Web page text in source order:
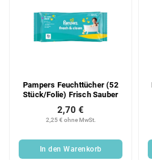
Pampers Feuchttücher (52
Stück/Folie) Frisch Sauber
2,25 € ohne MwSt.
2,70 €
In den Warenkorb